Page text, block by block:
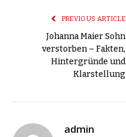
PREVIOUS ARTICLE
Johanna Maier Sohn
verstorben – Fakten,
Hintergründe und
Klarstellung
admin